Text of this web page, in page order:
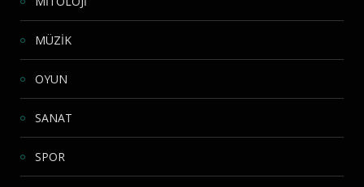
MÜZİK
OYUN
SANAT
SPOR